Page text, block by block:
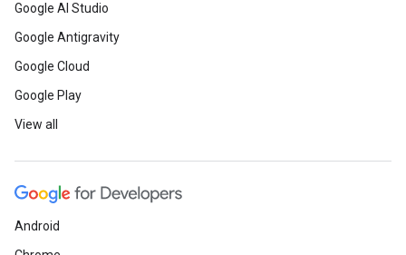
Google AI Studio
Google Antigravity
Google Cloud
Google Play
View all
Android